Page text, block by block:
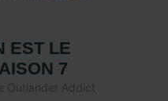
EST LE
7
Outlander Addict